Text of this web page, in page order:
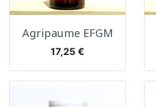
Agripaume EFGM
Prix
17,25 €